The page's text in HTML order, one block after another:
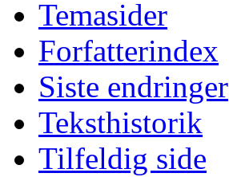
Temasider
Forfatterindex
Siste endringer
Teksthistorik
Tilfeldig side